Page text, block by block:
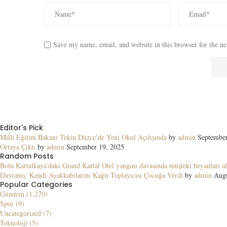
Save my name, email, and website in this browser for the
Editor's Pick
Milli Eğitim Bakanı Tekin Düzce’de Yeni Okul Açılışında by admin
Ortaya Çıktı by admin September 19, 2025
Random Posts
Bolu Kartalkaya’daki Grand Kartal Otel yangını davasında müşteki beyanları
Davranış: Kendi Ayakkabılarını Kağıt Toplayıcısı Çocuğa Verdi by admin
Popular Categories
Gündem (1,270)
Spor (9)
Uncategorized (7)
Teknoloji (5)